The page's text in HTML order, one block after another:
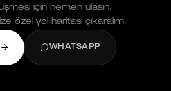
için hemen ulaşın.
özel yol haritası çıkaralım.
WHATSAPP